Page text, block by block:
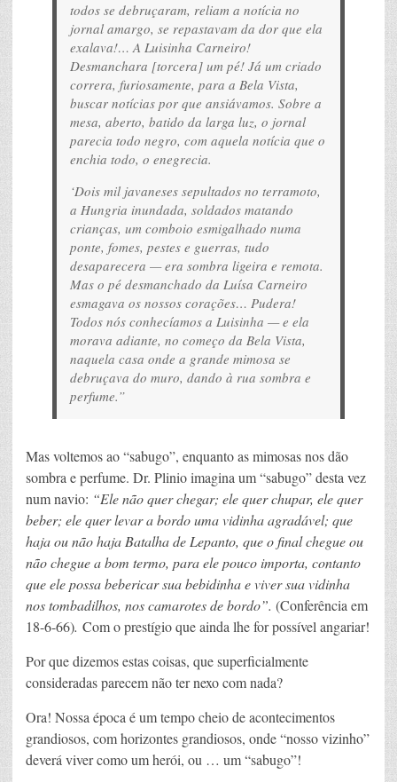
todos se debruçaram, reliam a notícia no
jornal amargo, se repastavam da dor que ela
exalava!… A Luisinha Carneiro!
Desmanchara [torcera] um pé! Já um criado
correra, furiosamente, para a Bela Vista,
buscar notícias por que ansiávamos. Sobre a
mesa, aberto, batido da larga luz, o jornal
parecia todo negro, com aquela notícia que o
enchia todo, o enegrecia.
‘Dois mil javaneses sepultados no terramoto,
a Hungria inundada, soldados matando
crianças, um comboio esmigalhado numa
ponte, fomes, pestes e guerras, tudo
desaparecera — era sombra ligeira e remota.
Mas o pé desmanchado da Luísa Carneiro
esmagava os nossos corações… Pudera!
Todos nós conhecíamos a Luisinha — e ela
morava adiante, no começo da Bela Vista,
naquela casa onde a grande mimosa se
debruçava do muro, dando à rua sombra e
perfume.”
Mas voltemos ao “sabugo”, enquanto as mimosas nos dão
sombra e perfume. Dr. Plinio imagina um “sabugo” desta vez
num navio: “Ele não quer chegar; ele quer chupar, ele quer
beber; ele quer levar a bordo uma vidinha agradável; que
haja ou não haja Batalha de Lepanto, que o final chegue ou
não chegue a bom termo, para ele pouco importa, contanto
que ele possa bebericar sua bebidinha e viver sua vidinha
nos tombadilhos, nos camarotes de bordo”. (Conferência em
18-6-66). Com o prestígio que ainda lhe for possível angariar!
Por que dizemos estas coisas, que superficialmente
consideradas parecem não ter nexo com nada?
Ora! Nossa época é um tempo cheio de acontecimentos
grandiosos, com horizontes grandiosos, onde “nosso vizinho”
deverá viver como um herói, ou … um “sabugo”!